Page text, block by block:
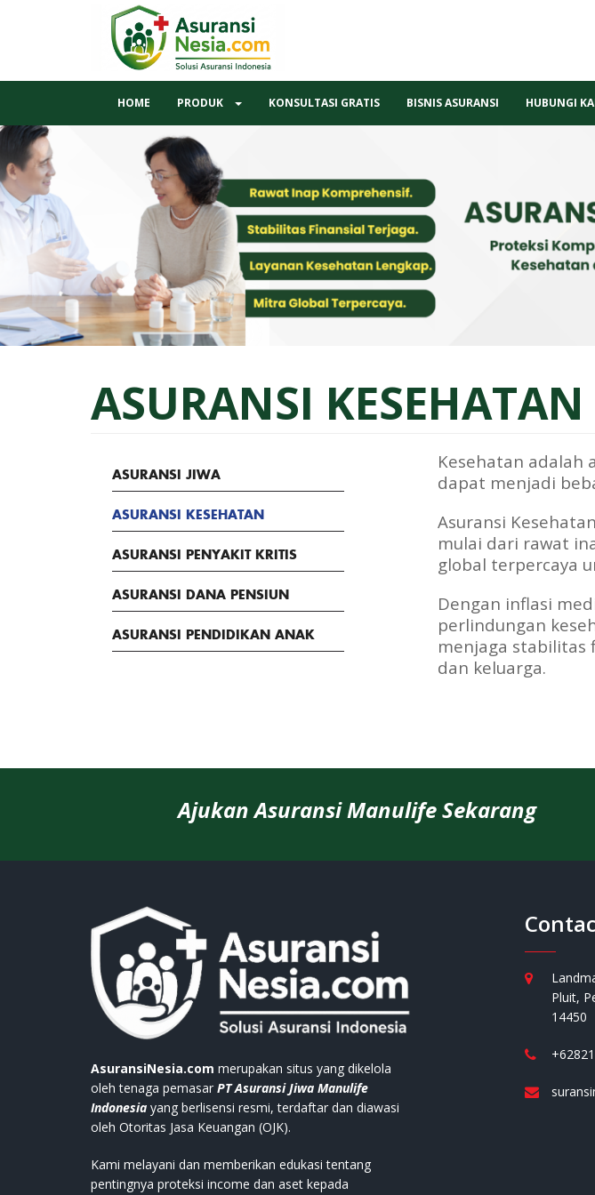
HOME PRODUK KONSULTASI GRATIS BISNIS ASURANSI HUBUNGI
ASURANSI KESEHATAN
ASURANSI JIWA
ASURANSI KESEHATAN
ASURANSI PENYAKIT KRITIS
ASURANSI DANA PENSIUN
ASURANSI PENDIDIKAN ANAK
Kesehatan adalah
dapat menjadi
Asuransi
mulai dari rawat
global terpercaya
Dengan inflasi
perlindungan
menjaga stabilitas
dan keluarga.
Ajukan Asuransi Manulife Sekarang
AsuransiNesia.com merupakan situs yang dikelola
oleh tenaga pemasar PT Asuransi Jiwa Manulife
Indonesia yang berlisensi resmi, terdaftar dan diawasi
oleh Otoritas Jasa Keuangan (OJK).
Kami melayani dan memberikan edukasi tentang
pentingnya proteksi income dan aset kepada
Pluit,
14450